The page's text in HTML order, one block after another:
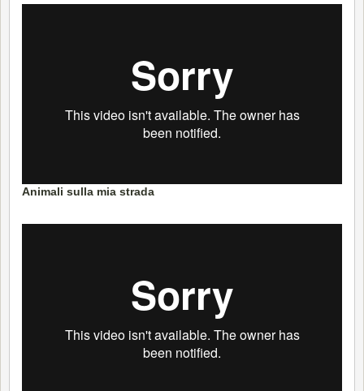
Animali sulla mia strada